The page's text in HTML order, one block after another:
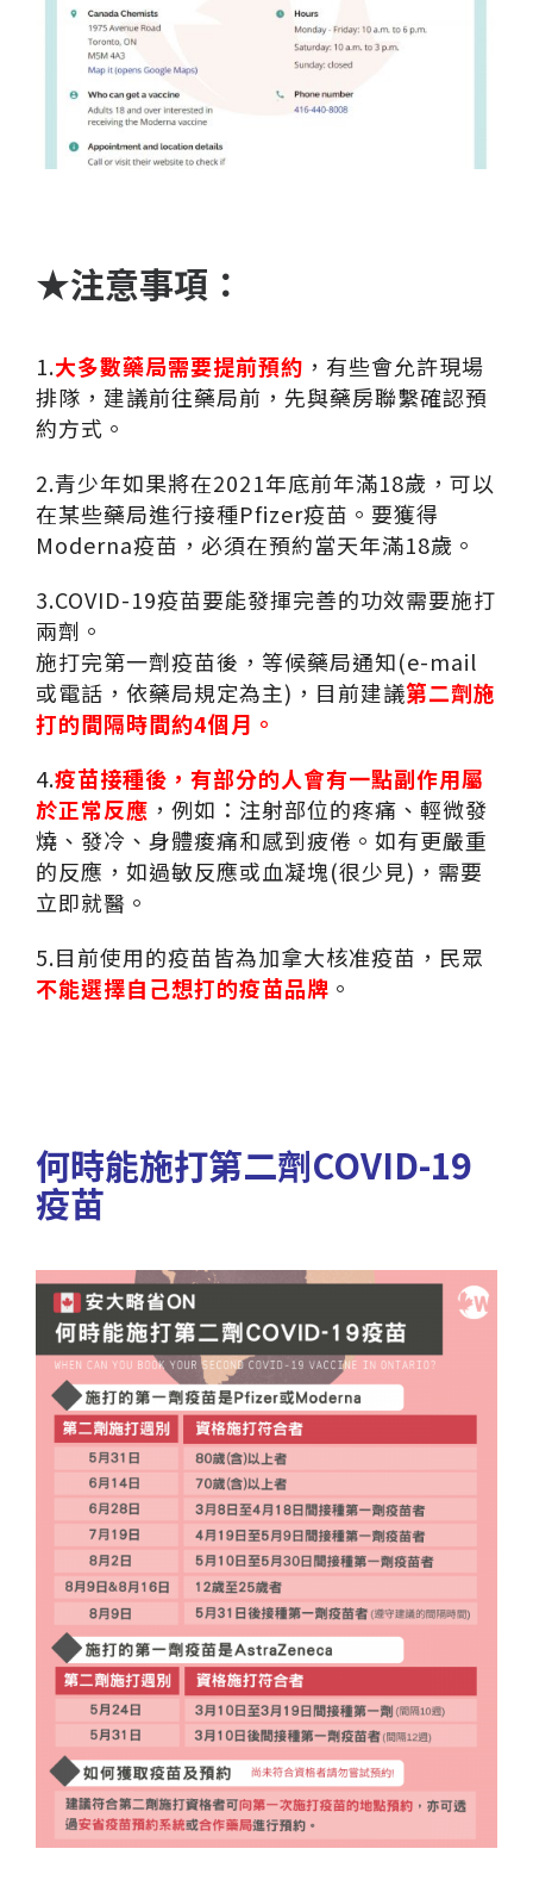
★注意事項：
1.大多數藥局需要提前預約 ，有些會允許現場
排隊，建議前往藥局前，先與藥房聯繫確認預
約方式。
2.青少年如果將在2021年底前年滿18歲，可以
在某些藥局進行接種Pfizer疫苗。要獲得
Moderna疫苗，必須在預約當天年滿18歲。
3.COVID-19疫苗要能發揮完善的功效需要施打
兩劑。
施打完第一劑疫苗後，等候藥局通知(e-mail
或電話，依藥局規定為主)，目前建議第二劑施
打的間隔時間約4個月。
4.疫苗接種後，有部分的人會有一點副作用屬
於正常反應 ，例如：注射部位的疼痛、輕微發
燒、發冷、身體痠痛和感到疲倦。如有更嚴重
的反應，如過敏反應或血凝塊(很少見)，需要
立即就醫。
5.目前使用的疫苗皆為加拿大核准疫苗，民眾
不能選擇自己想打的疫苗品牌 。
何時能施打第二劑COVID-19
疫苗